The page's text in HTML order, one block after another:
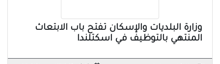
وزارة البلديات والإسكان تفتح باب الابتعاث
المنتهي بالتوظيف في اسكتلندا